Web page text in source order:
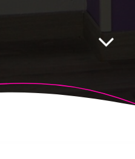
Construido utilizando